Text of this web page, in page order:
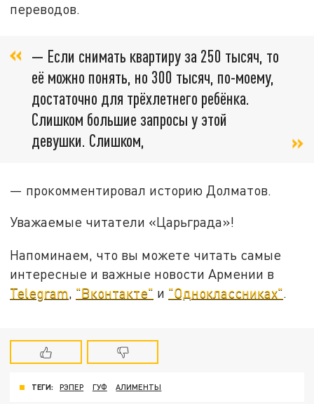
переводов.
— Если снимать квартиру за 250 тысяч, то
её можно понять, но 300 тысяч, по-моему,
достаточно для трёхлетнего ребёнка.
Слишком большие запросы у этой
девушки. Слишком,
— прокомментировал историю Долматов.
Уважаемые читатели «Царьграда»!
Напоминаем, что вы можете читать самые
интересные и важные новости Армении в
Telegram, "Вконтакте" и "Одноклассниках".
ТЕГИ: РЭПЕР ГУФ АЛИМЕНТЫ